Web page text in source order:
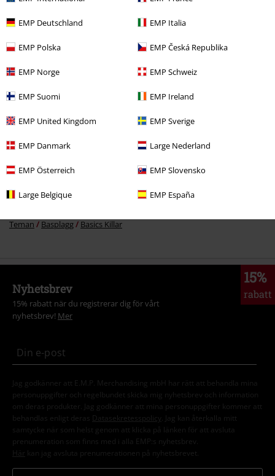
EMP Deutschland EMP Italia
EMP Polska EMP Česká Republika
EMP Norge EMP Schweiz
EMP Suomi EMP Ireland
EMP United Kingdom EMP Sverige
EMP Danmark Large Nederland
EMP Österreich EMP Slovensko
Large Belgique EMP España
Kläder T-shirts & Toppar
Kläder & accessoarer T-Shirtar
Plusstorlekar T-shirts & Toppar T-shirts
Teman Basplagg
Teman Basplagg Basics Killar
15%
rabatt
Nyhetsbrev
15% rabatt när du registrerar dig för vårt
nyhetsbrev! Mer
Jag godkänner att E.M.P. Merchandising mbH har rätt att behandla mina
personuppgifter och regelbundet skicka mig nyhetsbrev och information
om deras produkter. Jag godkänner att mina personuppgifter kommer att
behandlas enligt deras
Datasekretesspolicy
. Jag kan återkalla mitt
samtycke när som helst genom att klicka på länken för att avsluta
prenumeration som finns med i alla EMP:s nyhetsbrev.
Här kan jag avsluta prenumerationen på nyhetsbrevet.